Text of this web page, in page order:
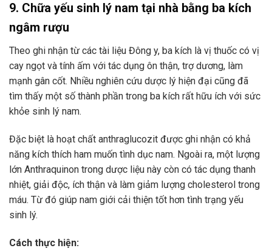
9. Chữa yếu sinh lý nam tại nhà bằng ba kích
ngâm rượu
Theo ghi nhận từ các tài liệu Đông y, ba kích là vị thuốc có vị
cay ngọt và tính ấm với tác dụng ôn thận, trợ dương, làm
mạnh gân cốt. Nhiều nghiên cứu dược lý hiện đại cũng đã
tìm thấy một số thành phần trong ba kích rất hữu ích với sức
khỏe sinh lý nam.
Đặc biệt là hoạt chất anthraglucozit được ghi nhận có khả
năng kích thích ham muốn tình dục nam. Ngoài ra, một lượng
lớn Anthraquinon trong dược liệu này còn có tác dụng thanh
nhiệt, giải độc, ích thận và làm giảm lượng cholesterol trong
máu. Từ đó giúp nam giới cải thiện tốt hơn tình trạng yếu
sinh lý.
Cách thực hiện: